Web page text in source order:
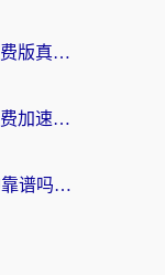
海外党必看：加速器下载永久免费版真的存在吗？教你无缝访问国内资源的正确姿势
海外党自救指南：用一个小时免费加速器，轻松打破国内资源访问壁垒？
海外党必看：中国VPN免费真的靠谱吗？手把手教你选对回国加速器